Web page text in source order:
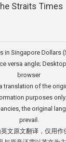
Straits Times
in Singapore Dollars
versa angle;
browser
translation of the
purposes only.
the original
prevail.
文原文翻译，仅用作